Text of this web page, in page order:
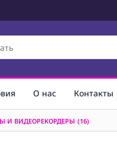
О нас Контакты
И ВИДЕОРЕКОРДЕРЫ (16)